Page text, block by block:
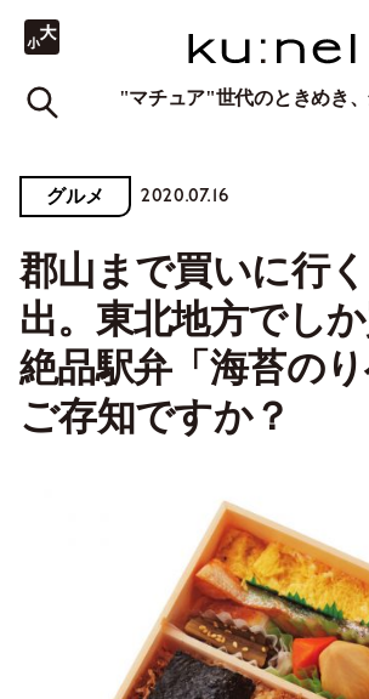
"マチュア"世代のときめき、
グルメ 2020.07.16
郡山まで買いに行
出。東北地方でし
絶品駅弁「海苔の
ご存知ですか？